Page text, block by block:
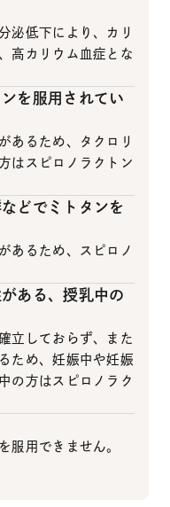
泌低下により、カリ
高カリウム血症とな
を服用されてい
あるため、タクロリ
はスピロノラクトン
どでミトタンを
あるため、スピロノ
ある、授乳中の
立しておらず、また
ため、妊娠中や妊娠
の方はスピロノラク
服用できません。